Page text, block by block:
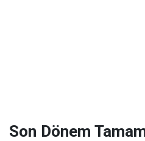
Son Dönem